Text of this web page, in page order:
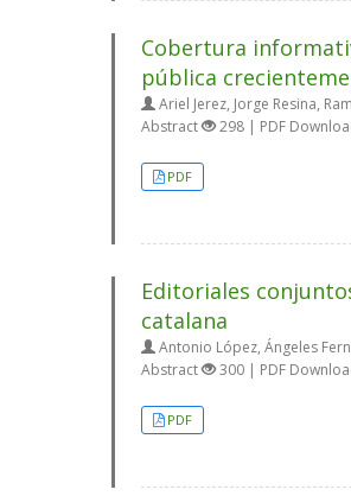
Cobertura
pública
Ariel Jerez, Jorge Resina,
Abstract
298 | PDF
PDF
Editoriales
catalana
Antonio López, Ángeles
Abstract
300 | PDF
PDF